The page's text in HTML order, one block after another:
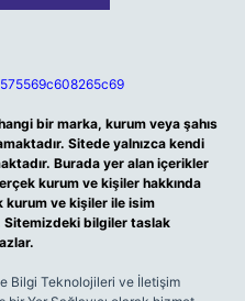
bir marka, kurum veya şahıs
Sitede yalnızca kendi
Burada yer alan içerikler
kurum ve kişiler hakkında
kurum ve kişiler ile isim
bilgiler taslak
Bilgi Teknolojileri ve İletişim